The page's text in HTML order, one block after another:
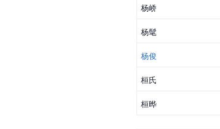
杨峤
杨髦
杨俊
桓氏
桓晔